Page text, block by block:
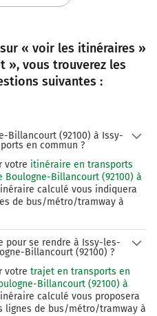
« voir les itinéraires »
», vous trouverez les
suivantes :
Billancourt (92100) à Issy-
en commun ?
votre itinéraire en transports
Billancourt (92100) à
calculé vous indiquera
de bus/métro/tramway à
pour se rendre à Issy-les-
Billancourt (92100) ?
votre trajet en transports en
Billancourt (92100) à
calculé vous proposera
lignes de bus/métro/tramway à